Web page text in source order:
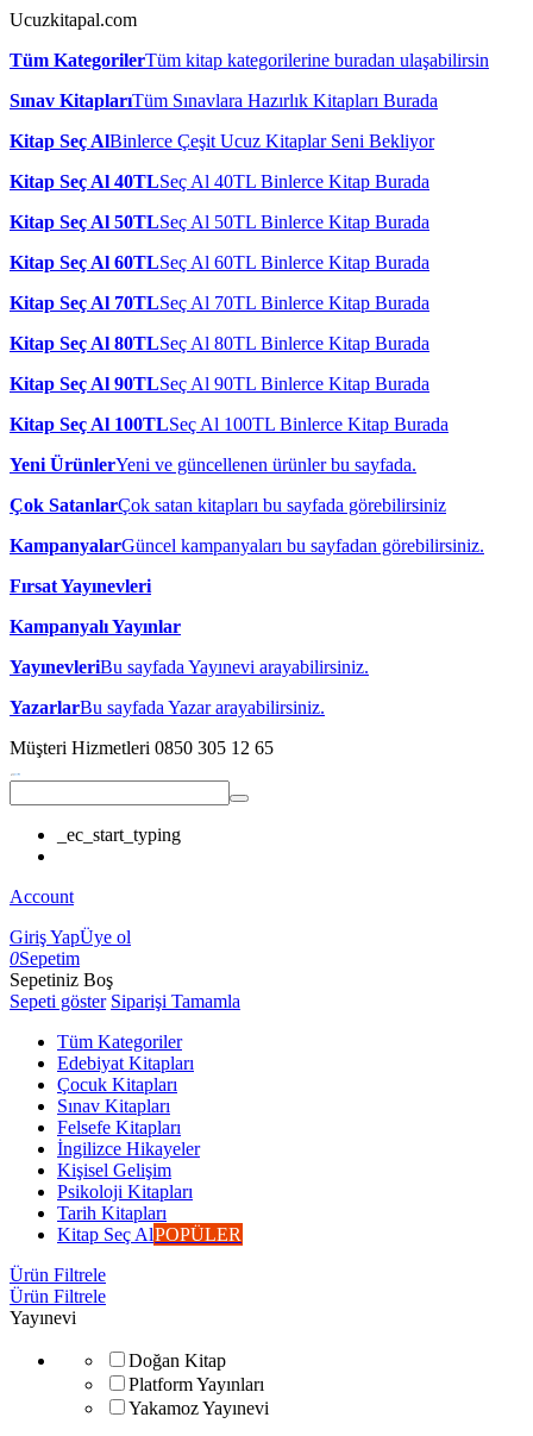
Ucuzkitapal.com
Tüm KategorilerTüm kitap kategorilerine buradan ulaşabilirsin
Sınav KitaplarıTüm Sınavlara Hazırlık Kitapları Burada
Kitap Seç AlBinlerce Çeşit Ucuz Kitaplar Seni Bekliyor
Kitap Seç Al 40TLSeç Al 40TL Binlerce Kitap Burada
Kitap Seç Al 50TLSeç Al 50TL Binlerce Kitap Burada
Kitap Seç Al 60TLSeç Al 60TL Binlerce Kitap Burada
Kitap Seç Al 70TLSeç Al 70TL Binlerce Kitap Burada
Kitap Seç Al 80TLSeç Al 80TL Binlerce Kitap Burada
Kitap Seç Al 90TLSeç Al 90TL Binlerce Kitap Burada
Kitap Seç Al 100TLSeç Al 100TL Binlerce Kitap Burada
Yeni ÜrünlerYeni ve güncellenen ürünler bu sayfada.
Çok SatanlarÇok satan kitapları bu sayfada görebilirsiniz
KampanyalarGüncel kampanyaları bu sayfadan görebilirsiniz.
Fırsat Yayınevleri
Kampanyalı Yayınlar
YayınevleriBu sayfada Yayınevi arayabilirsiniz.
YazarlarBu sayfada Yazar arayabilirsiniz.
Müşteri Hizmetleri 0850 305 12 65
_ec_start_typing
Account
Giriş YapÜye ol
0Sepetim
Sepetiniz Boş
Sepeti göster Siparişi Tamamla
Tüm Kategoriler
Edebiyat Kitapları
Çocuk Kitapları
Sınav Kitapları
Felsefe Kitapları
İngilizce Hikayeler
Kişisel Gelişim
Psikoloji Kitapları
Tarih Kitapları
Kitap Seç AlPOPÜLER
Ürün Filtrele
Ürün Filtrele
Yayınevi
Doğan Kitap
Platform Yayınları
Yakamoz Yayınevi